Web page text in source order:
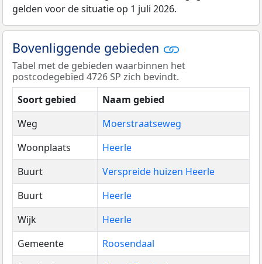
gelden voor de situatie op 1 juli 2026.
Bovenliggende gebieden
Tabel met de gebieden waarbinnen het
postcodegebied 4726 SP zich bevindt.
Soort gebied
Naam gebied
Weg
Moerstraatseweg
Woonplaats
Heerle
Buurt
Verspreide huizen Heerle
Buurt
Heerle
Wijk
Heerle
Gemeente
Roosendaal